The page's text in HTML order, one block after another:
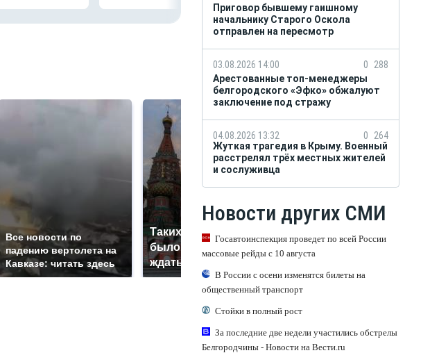
Все новости по
падению вертолета на
Кавказе: читать здесь
Таких событий не
было с 1945: чего
ждать всем нам?
В магазинах России
ажиотаж из-за этого
Приговор бывшему гаишному
начальнику Старого Оскола
отправлен на пересмотр
03.08.2026 14:00 0
288
Арестованные топ-менеджеры
белгородского «Эфко» обжалуют
заключение под стражу
04.08.2026 13:32 0
264
Жуткая трагедия в Крыму. Военный
расстрелял трёх местных жителей
и сослуживца
Новости других СМИ
Госавтоинспекция проведет по всей России
массовые рейды с 10 августа
В России с осени изменятся билеты на
общественный транспорт
Стойки в полный рост
За последние две недели участились обстрелы
Белгородчины - Новости на Вести.ru